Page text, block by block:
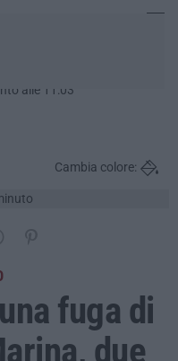
alle 11:03
Cambia colore:
fuga di
due